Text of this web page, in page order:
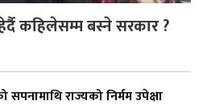
कहिलेसम्म बस्ने सरकार ?
सपनामाथि राज्यको निर्मम उपेक्षा